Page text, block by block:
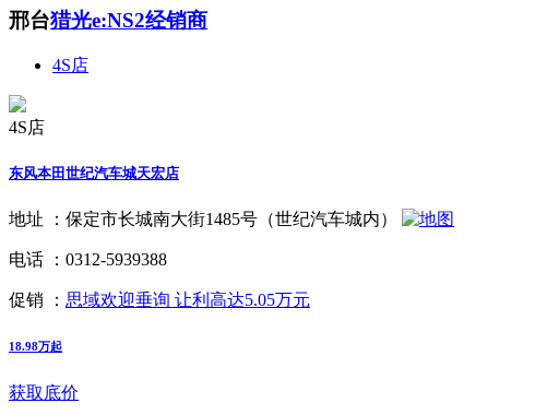
邢台猎光e:NS2经销商
4S店
4S店
东风本田世纪汽车城天宏店
地址 ： 保定市长城南大街1485号（世纪汽车城内）
电话 ： 0312-5939388
促销 ： 思域欢迎垂询 让利高达5.05万元
18.98万起
获取底价